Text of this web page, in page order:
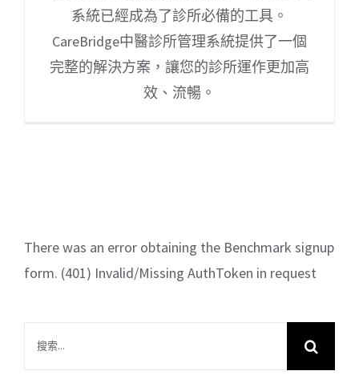
系統已經成為了診所必備的工具。
CareBridge中醫診所管理系統提供了一個
完整的解決方案，讓您的診所運作更加高
效、流暢。
There was an error obtaining the Benchmark signup
form. (401) Invalid/Missing AuthToken in request